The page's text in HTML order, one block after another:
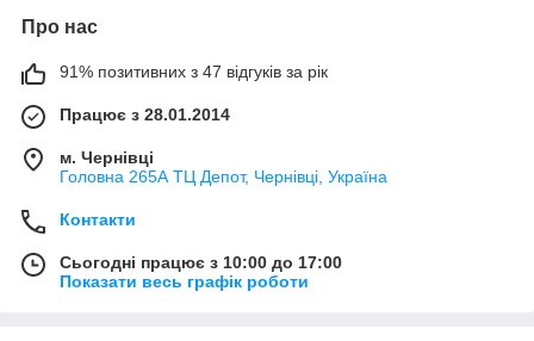
Про нас
91% позитивних з 47 відгуків за рік
Працює з 28.01.2014
м. Чернівці
Головна 265А ТЦ Депот, Чернівці, Україна
Контакти
Сьогодні працює з 10:00 до 17:00
Показати весь графік роботи